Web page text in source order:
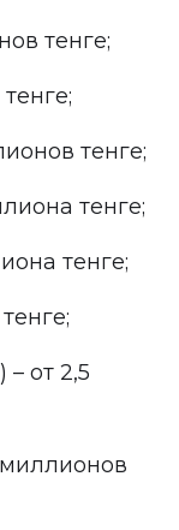
тенге;
тенге;
тенге;
тенге;
от 2,5
миллионов